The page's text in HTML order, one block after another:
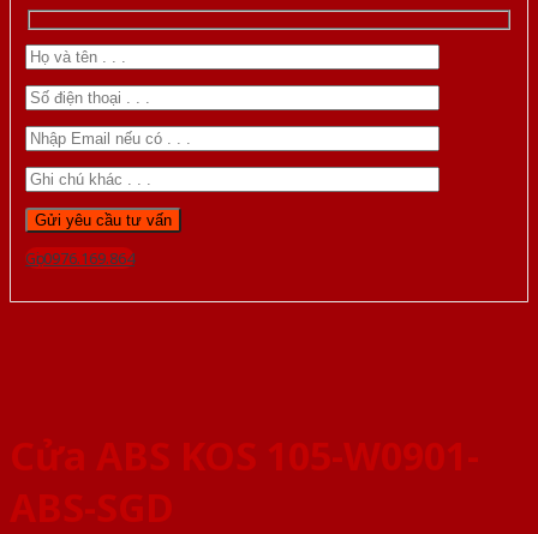
Gọi 0976.169.864
Cửa ABS KOS 105-W0901-
ABS-SGD